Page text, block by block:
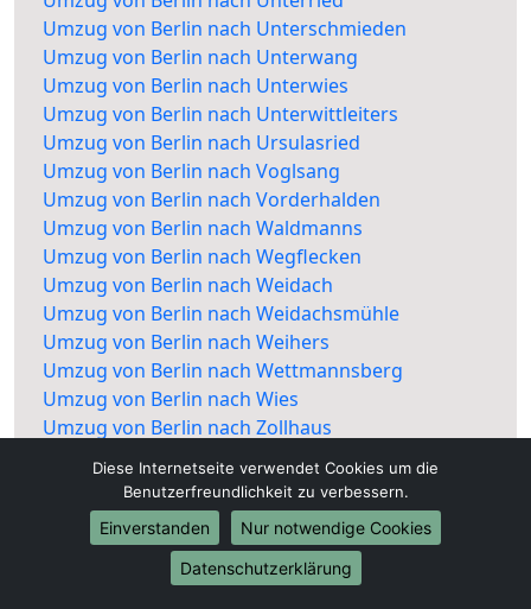
Umzug von Berlin nach Unterschmieden
Umzug von Berlin nach Unterwang
Umzug von Berlin nach Unterwies
Umzug von Berlin nach Unterwittleiters
Umzug von Berlin nach Ursulasried
Umzug von Berlin nach Voglsang
Umzug von Berlin nach Vorderhalden
Umzug von Berlin nach Waldmanns
Umzug von Berlin nach Wegflecken
Umzug von Berlin nach Weidach
Umzug von Berlin nach Weidachsmühle
Umzug von Berlin nach Weihers
Umzug von Berlin nach Wettmannsberg
Umzug von Berlin nach Wies
Umzug von Berlin nach Zollhaus
Umzug von Berlin nach Rottach
Diese Internetseite verwendet Cookies um die
Benutzerfreundlichkeit zu verbessern.
Einverstanden
Nur notwendige Cookies
Datenschutzerklärung